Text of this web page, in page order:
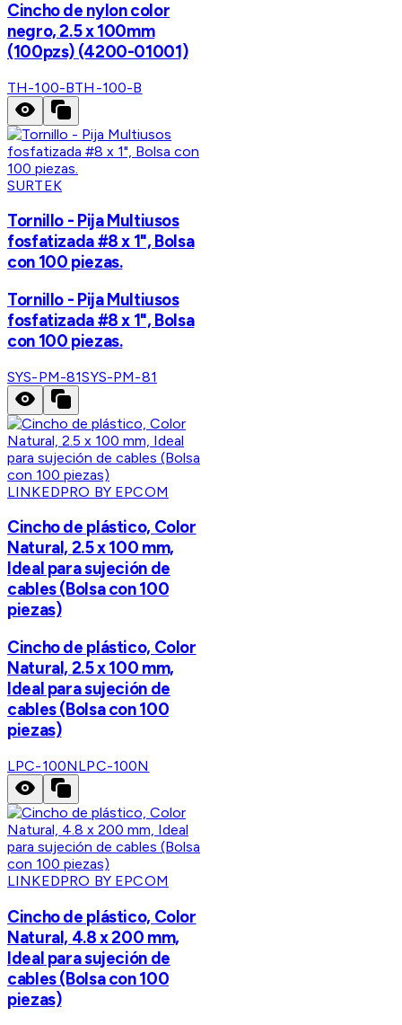
Cincho de nylon color
negro, 2.5 x 100mm
(100pzs) (4200-01001)
TH-100-BTH-100-B
SURTEK
Tornillo - Pija Multiusos
fosfatizada #8 x 1", Bolsa
con 100 piezas.
Tornillo - Pija Multiusos
fosfatizada #8 x 1", Bolsa
con 100 piezas.
SYS-PM-81SYS-PM-81
LINKEDPRO BY EPCOM
Cincho de plástico, Color
Natural, 2.5 x 100 mm,
Ideal para sujeción de
cables (Bolsa con 100
piezas)
Cincho de plástico, Color
Natural, 2.5 x 100 mm,
Ideal para sujeción de
cables (Bolsa con 100
piezas)
LPC-100NLPC-100N
LINKEDPRO BY EPCOM
Cincho de plástico, Color
Natural, 4.8 x 200 mm,
Ideal para sujeción de
cables (Bolsa con 100
piezas)